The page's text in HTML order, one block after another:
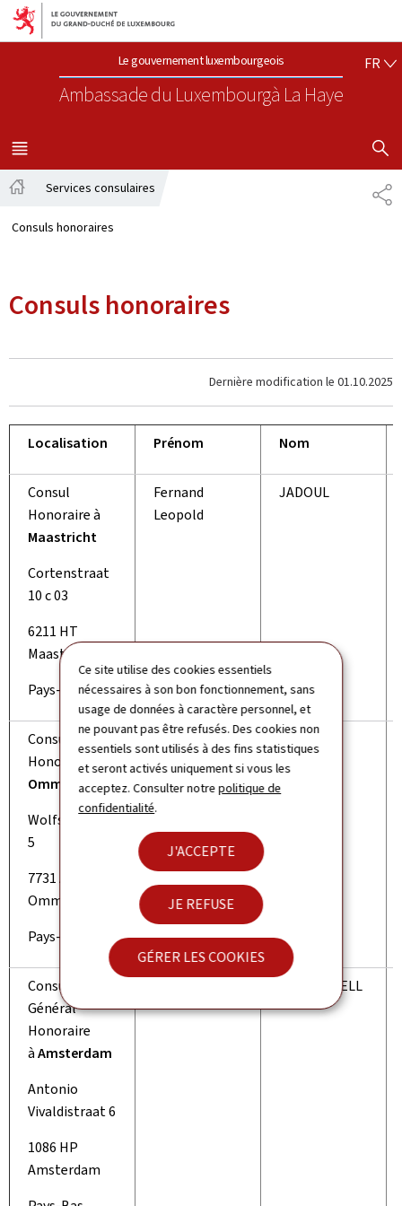
Ce site utilise des cookies essentiels
nécessaires à son bon fonctionnement, sans
usage de données à caractère personnel, et
ne pouvant pas être refusés. Des cookies non
essentiels sont utilisés à des fins statistiques
et seront activés uniquement si vous les
acceptez. Consulter notrepolitique de
confidentialité.
J'ACCEPTE
JE REFUSE
GÉRER LES COOKIES
Aller au menu principal
Aller au contenu
Le gouvernement luxembourgeois
Ambassade du Luxembourgà La Haye
FR
MENU
PRINCIPAL
Services consulaires
Consuls honoraires
Consuls honoraires
Dernière modification le 01.10.2025
Localisation Prénom Nom
Consul
Honoraire à
Maastricht
Cortenstraat
10 c 03
6211 HT
Maastricht
Pays-Bas
Fernand
Leopold
JADOUL
Consul
Honoraire à
Ommen
Wolfskuillaan
5
7731 AM
Ommen
Pays-Bas
Bernard WIENTJES
Consul
Général
Honoraire
àAmsterdam
Antonio
Vivaldistraat 6
1086 HP
Amsterdam
W. L. RUSSELL